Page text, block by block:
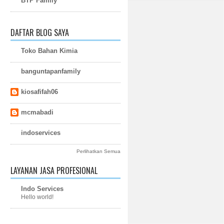
DAFTAR BLOG SAYA
Toko Bahan Kimia
banguntapanfamily
kiosafifah06
mcmabadi
indoservices
Perlihatkan Semua
LAYANAN JASA PROFESIONAL
Indo Services
Hello world!